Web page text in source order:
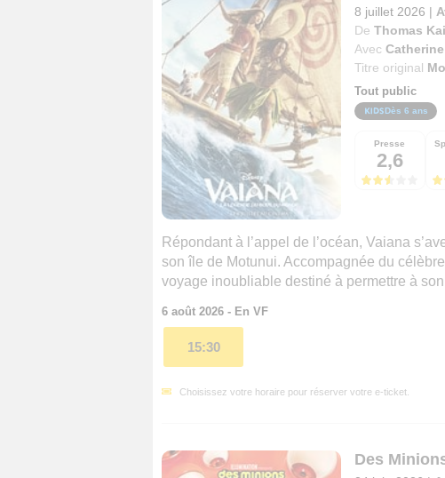
8 juillet 2026 |
De Thomas
Avec
Titre original
Tout public
Dès 6 ans
Presse
2,6
Répondant à l’appel de l’océan, Vaiana
son île de Motunui. Accompagnée du
voyage inoubliable destiné à permettre à
6 août 2026 - En VF
15:30
Choisissez votre horaire pour réserver votre e-ticket.
Des